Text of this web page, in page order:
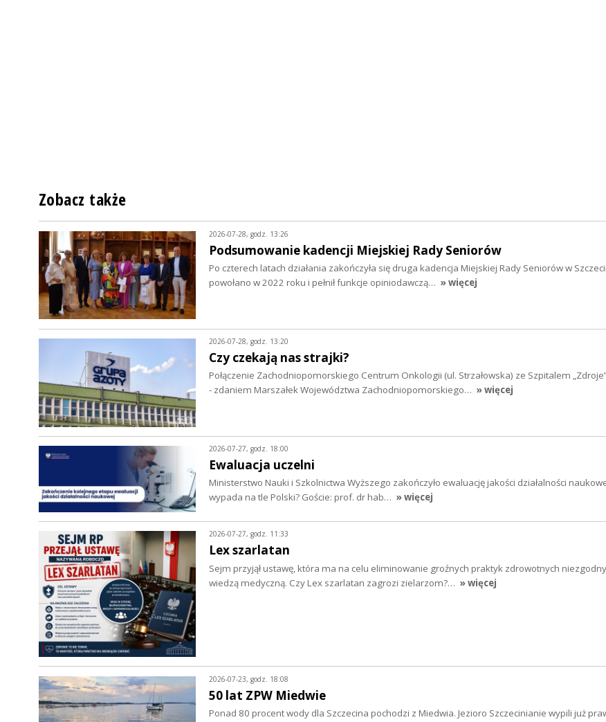
Zobacz także
2026-07-28, godz. 13:26
Podsumowanie kadencji Miejskiej Rady Seniorów
Po czterech latach działania zakończyła się druga kadencja Miejskiej Rady Seniorów w
powołano w 2022 roku i pełnił funkcje opiniodawczą… » więcej
2026-07-28, godz. 13:20
Czy czekają nas strajki?
Połączenie Zachodniopomorskiego Centrum Onkologii (ul. Strzałowska) ze Szpitalem
- zdaniem Marszałek Województwa Zachodniopomorskiego… » więcej
2026-07-27, godz. 18:00
Ewaluacja uczelni
Ministerstwo Nauki i Szkolnictwa Wyższego zakończyło ewaluację jakości działalności
wypada na tle Polski? Goście: prof. dr hab… » więcej
2026-07-27, godz. 11:33
Lex szarlatan
Sejm przyjął ustawę, która ma na celu eliminowanie groźnych praktyk zdrowotnych
wiedzą medyczną. Czy Lex szarlatan zagrozi zielarzom?… » więcej
2026-07-23, godz. 18:08
50 lat ZPW Miedwie
Ponad 80 procent wody dla Szczecina pochodzi z Miedwia. Jezioro Szczecinianie wypili już